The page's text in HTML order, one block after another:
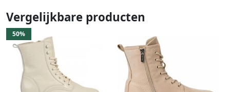
Vergelijkbare producten
50%